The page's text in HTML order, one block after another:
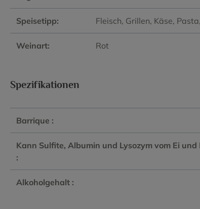
Speisetipp: Fleisch, Grillen, Käse, Pasta
Weinart: Rot
Spezifikationen
Barrique :
Kann Sulfite, Albumin und Lysozym vom Ei
:
Alkoholgehalt :